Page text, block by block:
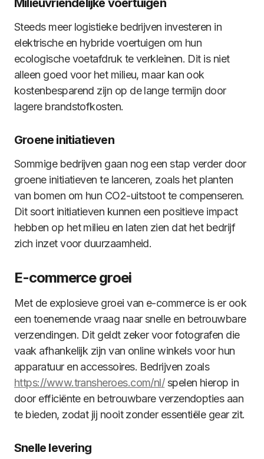
Milieuvriendelijke voertuigen
Steeds meer logistieke bedrijven investeren in
elektrische en hybride voertuigen om hun
ecologische voetafdruk te verkleinen. Dit is niet
alleen goed voor het milieu, maar kan ook
kostenbesparend zijn op de lange termijn door
lagere brandstofkosten.
Groene initiatieven
Sommige bedrijven gaan nog een stap verder door
groene initiatieven te lanceren, zoals het planten
van bomen om hun CO2-uitstoot te compenseren.
Dit soort initiatieven kunnen een positieve impact
hebben op het milieu en laten zien dat het bedrijf
zich inzet voor duurzaamheid.
E-commerce groei
Met de explosieve groei van e-commerce is er ook
een toenemende vraag naar snelle en betrouwbare
verzendingen. Dit geldt zeker voor fotografen die
vaak afhankelijk zijn van online winkels voor hun
apparatuur en accessoires. Bedrijven zoals
https://www.transheroes.com/nl/spelen hierop in
door efficiënte en betrouwbare verzendopties aan
te bieden, zodat jij nooit zonder essentiële gear zit.
Snelle levering